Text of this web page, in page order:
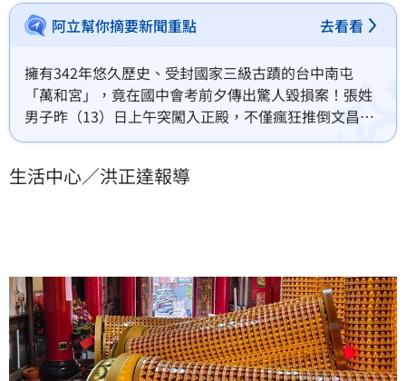
阿立幫你摘要新聞重點 去看看
擁有342年悠久歷史、受封國家三級古蹟的台中南屯
「萬和宮」，竟在國中會考前夕傳出驚人毀損案！張姓
男子昨（13）日上午突闖入正殿，不僅瘋狂推倒文昌
燈、光明燈座，更連媽祖「老大媽」金身前的4尊神像也
會考，此舉恐波及萬名考生的祈福心願；對此，知名民
生活中心／洪正達報導